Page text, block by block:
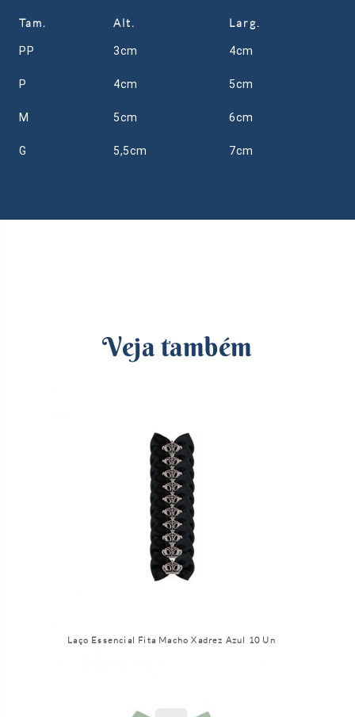
Tam. Alt. Larg.
PP 3cm 4cm
P 4cm 5cm
M 5cm 6cm
G 5,5cm 7cm
Veja também
Laço Essencial Fita Macho Xadrez Azul 10 Un